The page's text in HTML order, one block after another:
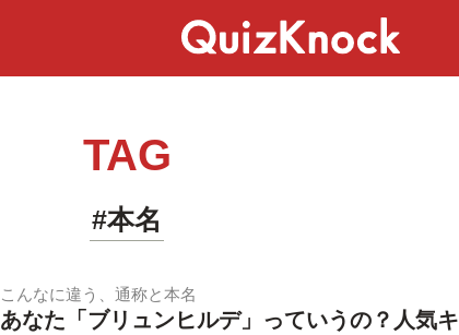
TAG
#本名
こんなに違う、通称と本名
あなた「ブリュンヒルデ」っていうの？人気キ